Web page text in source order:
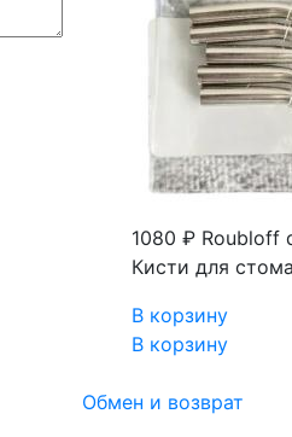
1080 ₽ Roubloff
Кисти для
В корзину
В корзину
Обмен и возврат